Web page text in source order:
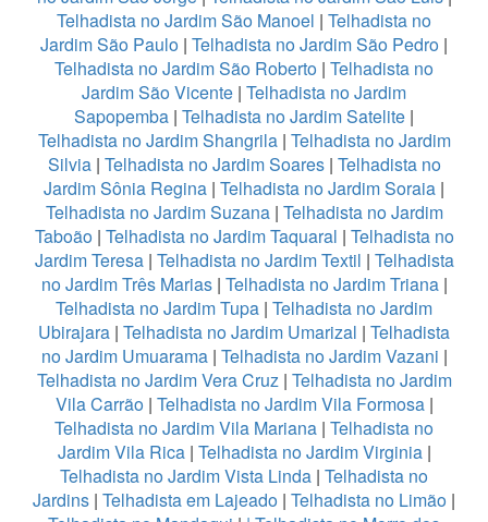
Telhadista no Jardim São Manoel | Telhadista no
Jardim São Paulo | Telhadista no Jardim São Pedro |
Telhadista no Jardim São Roberto | Telhadista no
Jardim São Vicente | Telhadista no Jardim
Sapopemba | Telhadista no Jardim Satelite |
Telhadista no Jardim Shangrila| Telhadista no Jardim
Silvia| Telhadista no Jardim Soares| Telhadista no
Jardim Sônia Regina | Telhadista no Jardim Soraia |
Telhadista no Jardim Suzana| Telhadista no Jardim
Taboão| Telhadista no Jardim Taquaral | Telhadista no
Jardim Teresa| Telhadista no Jardim Textil | Telhadista
no Jardim Três Marias| Telhadista no Jardim Triana|
Telhadista no Jardim Tupa | Telhadista no Jardim
Ubirajara | Telhadista no Jardim Umarizal | Telhadista
no Jardim Umuarama| Telhadista no Jardim Vazani |
Telhadista no Jardim Vera Cruz| Telhadista no Jardim
Vila Carrão| Telhadista no Jardim Vila Formosa|
Telhadista no Jardim Vila Mariana | Telhadista no
Jardim Vila Rica| Telhadista no Jardim Virginia|
Telhadista no Jardim Vista Linda | Telhadista no
Jardins | Telhadista em Lajeado | Telhadista no Limão |